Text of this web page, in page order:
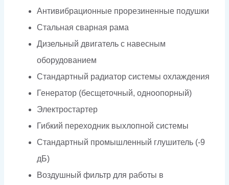
Антивибрационные прорезиненные подушки
Стальная сварная рама
Дизельный двигатель с навесным
оборудованием
Стандартный радиатор системы охлаждения
Генератор (бесщеточный, одноопорный)
Электростартер
Гибкий переходник выхлопной системы
Стандартный промышленный глушитель (-9
дБ)
Воздушный фильтр для работы в